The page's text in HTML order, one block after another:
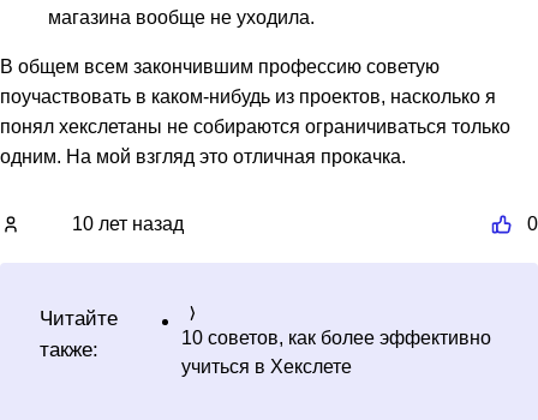
магазина вообще не уходила.
В общем всем закончившим профессию советую
поучаствовать в каком-нибудь из проектов, насколько я
понял хекслетаны не собираются ограничиваться только
одним. На мой взгляд это отличная прокачка.
10 лет назад 0
Читайте
также:
10 советов, как более эффективно
учиться в Хекслете